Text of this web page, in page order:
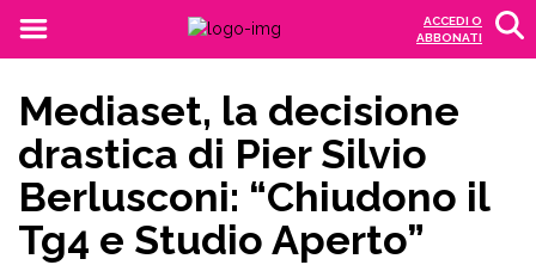
ACCEDI O
ABBONATI
Mediaset, la decisione
drastica di Pier Silvio
Berlusconi: “Chiudono il
Tg4 e Studio Aperto”